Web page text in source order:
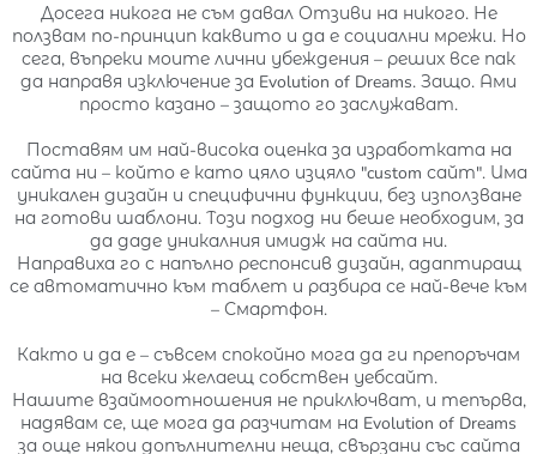
Досега никога не съм давал Отзиви на никого. Не
ползвам по-принцип каквито и да е социални мрежи. Но
сега, въпреки моите лични убеждения – реших все пак
да направя изключение за Evolution of Dreams. Защо. Ами
просто казано – защото го заслужават.
Поставям им най-висока оценка за изработката на
сайта ни – който е като цяло изцяло "custom сайт". Има
уникален дизайн и специфични функции, без използване
на готови шаблони. Този подход ни беше необходим, за
да даде уникалния имидж на сайта ни.
Направиха го с напълно респонсив дизайн, адаптиращ
се автоматично към таблет и разбира се най-вече към
– Смартфон.
Както и да е – съвсем спокойно мога да ги препоръчам
на всеки желаещ собствен уебсайт.
Нашите взаймоотношения не приключват, и тепърва,
надявам се, ще мога да разчитам на Evolution of Dreams
за още някои допълнителни неща, свързани със сайта